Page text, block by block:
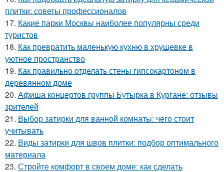
плитки: советы профессионалов
17. Какие парки Москвы наиболее популярны среди
туристов
18. Как превратить маленькую кухню в хрущевке в
уютное пространство
19. Как правильно отделать стены гипсокартоном в
деревянном доме
20. Афиша концертов группы Бутырка в Кургане: отзывы
зрителей
21. Выбор затирки для ванной комнаты: чего стоит
учитывать
22. Виды затирки для швов плитки: подбор оптимального
материала
23. Стройте комфорт в своем доме: как сделать